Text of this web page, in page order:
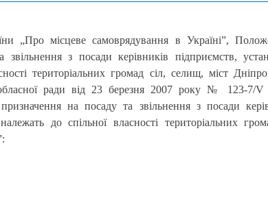
„Про місцеве самоврядування в Україні”,
звільнення з посади керівників підприємств,
територіальних громад сіл, селищ, міст
ради від 23 березня 2007 року № 123-7/V
на посаду та звільнення з посади
до спільної власності територіальних